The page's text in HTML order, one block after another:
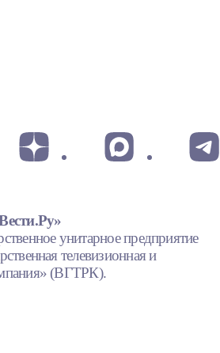
унитарное предприятие
телевизионная и
(ВГТРК).